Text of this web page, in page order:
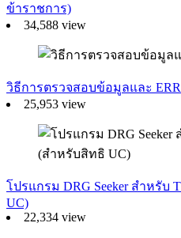
ข้าราชการ)
34,588 view
วิธีการตรวจสอบข้อมูลและ
25,953 view
โปรแกรม DRG Seeker สำหรับ
UC)
22,334 view